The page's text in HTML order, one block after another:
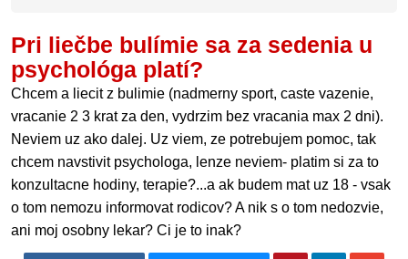
Pri liečbe bulímie sa za sedenia u
psychológa platí?
Chcem a liecit z bulimie (nadmerny sport, caste vazenie,
vracanie 2 3 krat za den, vydrzim bez vracania max 2 dni).
Neviem uz ako dalej. Uz viem, ze potrebujem pomoc, tak
chcem navstivit psychologa, lenze neviem- platim si za to
konzultacne hodiny, terapie?...a ak budem mat uz 18 - vsak
o tom nemozu informovat rodicov? A nik s o tom nedozvie,
ani moj osobny lekar? Ci je to inak?